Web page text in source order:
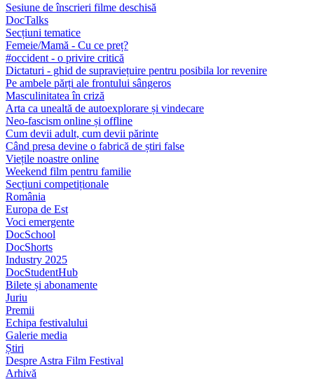
Sesiune de înscrieri filme deschisă
DocTalks
Secțiuni tematice
Femeie/Mamă - Cu ce preț?
#occident - o privire critică
Dictaturi - ghid de supraviețuire pentru posibila lor revenire
Pe ambele părți ale frontului sângeros
Masculinitatea în criză
Arta ca unealtă de autoexplorare și vindecare
Neo-fascism online și offline
Cum devii adult, cum devii părinte
Când presa devine o fabrică de știri false
Viețile noastre online
Weekend film pentru familie
Secțiuni competiționale
România
Europa de Est
Voci emergente
DocSchool
DocShorts
Industry 2025
DocStudentHub
Bilete și abonamente
Juriu
Premii
Echipa festivalului
Galerie media
Știri
Despre Astra Film Festival
Arhivă